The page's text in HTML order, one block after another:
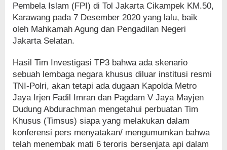
Pembela Islam (FPI) di Tol Jakarta Cikampek KM.50,
Karawang pada 7 Desember 2020 yang lalu, baik
oleh Mahkamah Agung dan Pengadilan Negeri
Jakarta Selatan.
Hasil Tim Investigasi TP3 bahwa ada skenario
sebuah lembaga negara khusus diluar institusi resmi
TNI-Polri, akan tetapi ada dugaan Kapolda Metro
Jaya Irjen Fadil Imran dan Pagdam V Jaya Mayjen
Dudung Abdurachman mengetahui perbuatan Tim
Khusus (Timsus) siapa yang melakukan dalam
konferensi pers menyatakan/ mengumumkan bahwa
telah menembak mati 6 teroris bersenjata api dalam